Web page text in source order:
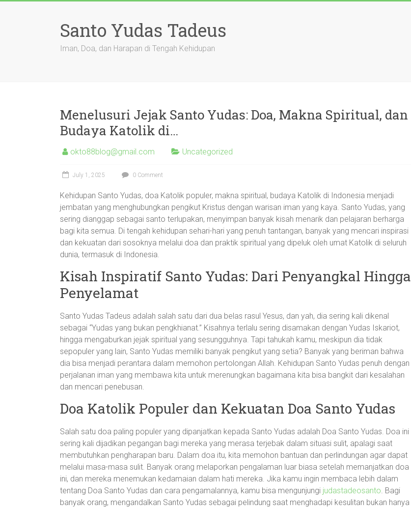
Santo Yudas Tadeus
Iman, Doa, dan Harapan di Tengah Kehidupan
Menelusuri Jejak Santo Yudas: Doa, Makna Spiritual, dan
Budaya Katolik di…
okto88blog@gmail.com Uncategorized
July 1, 2025 0 Comment
Kehidupan Santo Yudas, doa Katolik populer, makna spiritual, budaya Katolik di Indonesia menjadi
jembatan yang menghubungkan pengikut Kristus dengan warisan iman yang kaya. Santo Yudas, yang
sering dianggap sebagai santo terlupakan, menyimpan banyak kisah menarik dan pelajaran berharga
bagi kita semua. Di tengah kehidupan sehari-hari yang penuh tantangan, banyak yang mencari inspirasi
dan kekuatan dari sosoknya melalui doa dan praktik spiritual yang dipeluk oleh umat Katolik di seluruh
dunia, termasuk di Indonesia.
Kisah Inspiratif Santo Yudas: Dari Penyangkal Hingga
Penyelamat
Santo Yudas Tadeus adalah salah satu dari dua belas rasul Yesus, dan yah, dia sering kali dikenal
sebagai “Yudas yang bukan pengkhianat.” Kisahnya terlalu sering disamakan dengan Yudas Iskariot,
hingga mengaburkan jejak spiritual yang sesungguhnya. Tapi tahukah kamu, meskipun dia tidak
sepopuler yang lain, Santo Yudas memiliki banyak pengikut yang setia? Banyak yang beriman bahwa
dia bisa menjadi perantara dalam memohon pertolongan Allah. Kehidupan Santo Yudas penuh dengan
perjalanan iman yang membawa kita untuk merenungkan bagaimana kita bisa bangkit dari kesalahan
dan mencari penebusan.
Doa Katolik Populer dan Kekuatan Doa Santo Yudas
Salah satu doa paling populer yang dipanjatkan kepada Santo Yudas adalah Doa Santo Yudas. Doa ini
sering kali dijadikan pegangan bagi mereka yang merasa terjebak dalam situasi sulit, apalagi saat
membutuhkan pengharapan baru. Dalam doa itu, kita memohon bantuan dan perlindungan agar dapat
melalui masa-masa sulit. Banyak orang melaporkan pengalaman luar biasa setelah memanjatkan doa
ini, dan mereka menemukan kedamaian dalam hati mereka. Jika kamu ingin membaca lebih dalam
tentang Doa Santo Yudas dan cara pengamalannya, kamu bisa mengunjungi judastadeosanto. Bagi
banyak orang, mengandalkan Santo Yudas sebagai pelindung saat menghadapi kesulitan bukan hanya